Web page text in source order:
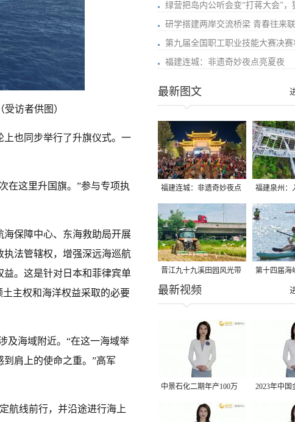
访者供图）
上也同步举行了升旗仪式。一
在这里升国旗。”参与专项执
保障中心、东海救助局开展
法管辖权，增强深远海巡航
。这是针对日本和菲律宾单
主权和海洋权益采取的必要
及海域附近。“在这一海域举
肩上的使命之重。”高军
航线前行，并沿途进行海上
绿营把岛内公听会变“打蒋大会”，
研学搭建两岸交流桥梁 青春往来
第九届全国职工职业技能大赛决赛
福建连城：非遗奇妙夜点亮夏夜
最新图文
福建连城：非遗奇妙夜点
亮夏夜
福建泉州：
凉好惬意
晋江九十九溪田园风光带
千亩早稻迎来成熟收割季
第十四届海
2026榕台
最新视频
中景石化二期年产100万
吨丙烷脱氢项目建成中交
2023年中国
节有福电